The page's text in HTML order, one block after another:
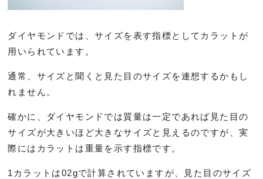
ダイヤモンドでは、サイズを表す指標としてカラットが
用いられています。
通常、サイズと聞くと見た目のサイズを連想するかもし
れません。
確かに、ダイヤモンドでは質量は一定であれば見た目の
サイズが大きいほど大きなサイズと見えるのですが、実
際にはカラットは重量を示す指標です。
1カラットは02gで計算されていますが、見た目のサイズ